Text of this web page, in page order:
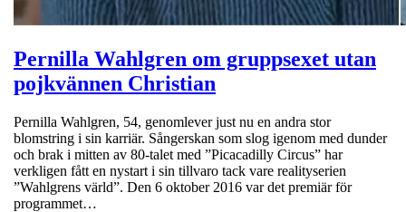
Pernilla Wahlgren om gruppsexet utan
pojkvännen Christian
Pernilla Wahlgren, 54, genomlever just nu en andra stor
blomstring i sin karriär. Sångerskan som slog igenom med dunder
och brak i mitten av 80-talet med ”Picacadilly Circus” har
verkligen fått en nystart i sin tillvaro tack vare realityserien
”Wahlgrens värld”. Den 6 oktober 2016 var det premiär för
programmet…